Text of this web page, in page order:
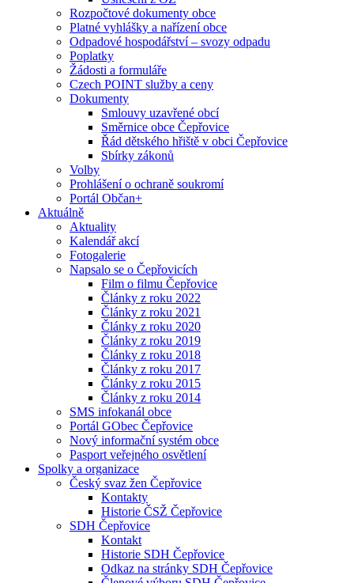
Rozpočtové dokumenty obce
Platné vyhlášky a nařízení obce
Odpadové hospodářství – svozy odpadu
Poplatky
Žádosti a formuláře
Czech POINT služby a ceny
Dokumenty
Smlouvy uzavřené obcí
Směrnice obce Čepřovice
Řád dětského hřiště v obci Čepřovice
Sbírky zákonů
Volby
Prohlášení o ochraně soukromí
Portál Občan+
Aktuálně
Aktuality
Kalendář akcí
Fotogalerie
Napsalo se o Čepřovicích
Film o filmu Čepřovice
Články z roku 2022
Články z roku 2021
Články z roku 2020
Články z roku 2019
Články z roku 2018
Články z roku 2017
Články z roku 2015
Články z roku 2014
SMS infokanál obce
Portál GObec Čepřovice
Nový informační systém obce
Pasport veřejného osvětlení
Spolky a organizace
Český svaz žen Čepřovice
Kontakty
Historie ČSŽ Čepřovice
SDH Čepřovice
Kontakt
Historie SDH Čepřovice
Odkaz na stránky SDH Čepřovice